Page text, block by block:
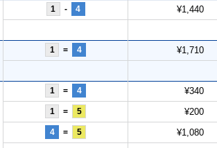
1 - 4 ¥1,440
1 = 4 ¥1,710
1 = 4 ¥340
1 = 5 ¥200
4 = 5 ¥1,080